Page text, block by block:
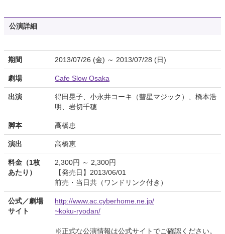
公演詳細
期間 2013/07/26 (金) ～ 2013/07/28 (日)
劇場 Cafe Slow Osaka
出演
得田晃子、小永井コーキ（彗星マジック）、橋本浩
明、岩切千穂
脚本 高橋恵
演出 高橋恵
料金（1枚
あたり）
2,300円 ～ 2,300円
【発売日】2013/06/01
前売・当日共（ワンドリンク付き）
公式／劇場
サイト
http://www.ac.cyberhome.ne.jp/
~koku-ryodan/
※正式な公演情報は公式サイトでご確認ください。